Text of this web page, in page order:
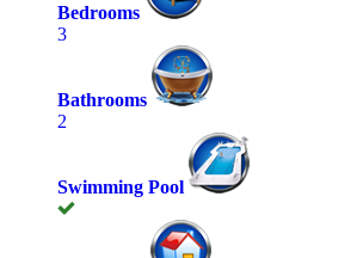
Bedrooms
3
Bathrooms
2
Swimming Pool